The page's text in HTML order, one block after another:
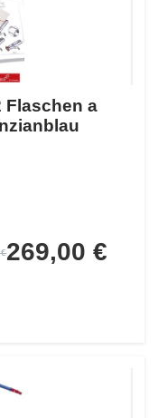
Flaschen a
€269,00 €